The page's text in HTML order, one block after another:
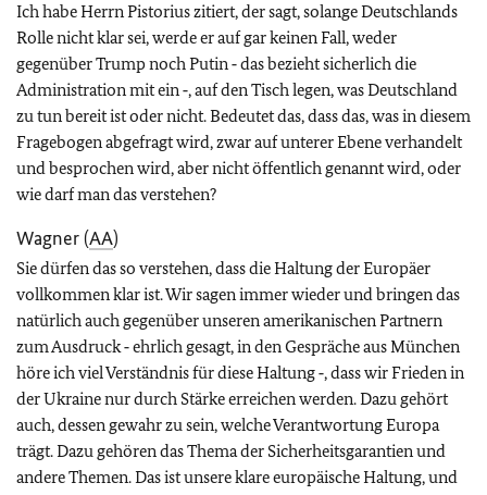
Ich habe Herrn Pistorius zitiert, der sagt, solange Deutschlands
Rolle nicht klar sei, werde er auf gar keinen Fall, weder
gegenüber Trump noch Putin ‑ das bezieht sicherlich die
Administration mit ein ‑, auf den Tisch legen, was Deutschland
zu tun bereit ist oder nicht. Bedeutet das, dass das, was in diesem
Fragebogen abgefragt wird, zwar auf unterer Ebene verhandelt
und besprochen wird, aber nicht öffentlich genannt wird, oder
wie darf man das verstehen?
Wagner (AA)
Sie dürfen das so verstehen, dass die Haltung der Europäer
vollkommen klar ist. Wir sagen immer wieder und bringen das
natürlich auch gegenüber unseren amerikanischen Partnern
zum Ausdruck ‑ ehrlich gesagt, in den Gespräche aus München
höre ich viel Verständnis für diese Haltung ‑, dass wir Frieden in
der Ukraine nur durch Stärke erreichen werden. Dazu gehört
auch, dessen gewahr zu sein, welche Verantwortung Europa
trägt. Dazu gehören das Thema der Sicherheitsgarantien und
andere Themen. Das ist unsere klare europäische Haltung, und